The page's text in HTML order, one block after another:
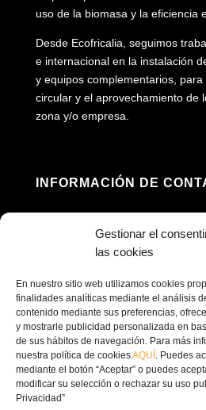
Gestionar el
las cookies
En nuestro sitio web utilizamos cookies
finalidades analíticas mediante el análisis
contenido mediante sus preferencias,
y mostrarle publicidad personalizada en
de sus hábitos de navegación. Para más
nuestra política de cookiesAQUÍ . Puedes
mediante el botón “Aceptar” o puedes
modificar su selección o rechazar su uso
Privacidad”
uso de la biomasa y la eficiencia
Desde Ecofricalia, seguimos
e internacional en la instalación
y equipos complementarios,
circular y el aprovechamiento de
zona y/o empresa.
INFORMACIÓN DE
Pedroñeras, Cuenca
 contacto@ecofricalia.com